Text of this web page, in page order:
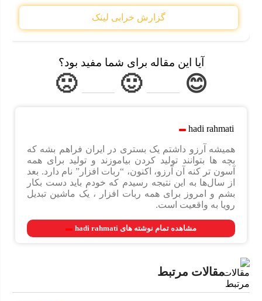
گزارش خرابی لینک
آیا این مقاله برای شما مفید بود؟
😊
🙂
🙁
hadi rahmati
همیشه آرزو داشتم یک بستری در ایران فراهم بشه که
بچه ها بتوانند تولید کردن بیاموزند و تولید برای همه
آسون تر کنه آن آرزو، اکنون، “ربات افزار” نام دارد. ‫‫بعد
از سال‌ها به این نتیجه رسیدم که خودم باید دست بکار
بشم و امروز برای همه ربات افزار ، یک ماشین تبدیل
رویا به واقعیت است.
مشاهده تمام نوشته های hadi rahmati
مقالات مرتبط